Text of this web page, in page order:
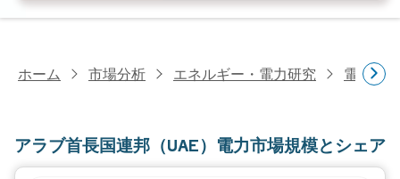
ホーム 市場分析 エネルギー・電力研究 電力研究
アラブ首長国連邦（UAE）電力市場規模とシェア